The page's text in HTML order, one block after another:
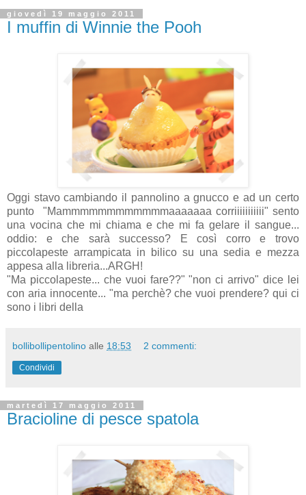
giovedì 19 maggio 2011
I muffin di Winnie the Pooh
Oggi stavo cambiando il pannolino a gnucco e ad un certo
punto "Mammmmmmmmmmmmaaaaaaa corriiiiiiiiiii" sento
una vocina che mi chiama e che mi fa gelare il sangue...
oddio: e che sarà successo? E così corro e trovo
piccolapeste arrampicata in bilico su una sedia e mezza
appesa alla libreria...ARGH!
"Ma piccolapeste... che vuoi fare??" "non ci arrivo" dice lei
con aria innocente... "ma perchè? che vuoi prendere? qui ci
sono i libri della
bollibollipentolino alle 18:53 2 commenti:
Condividi
martedì 17 maggio 2011
Bracioline di pesce spatola